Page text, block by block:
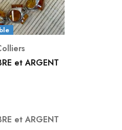
ARGENT
ARGENT
COLLIER